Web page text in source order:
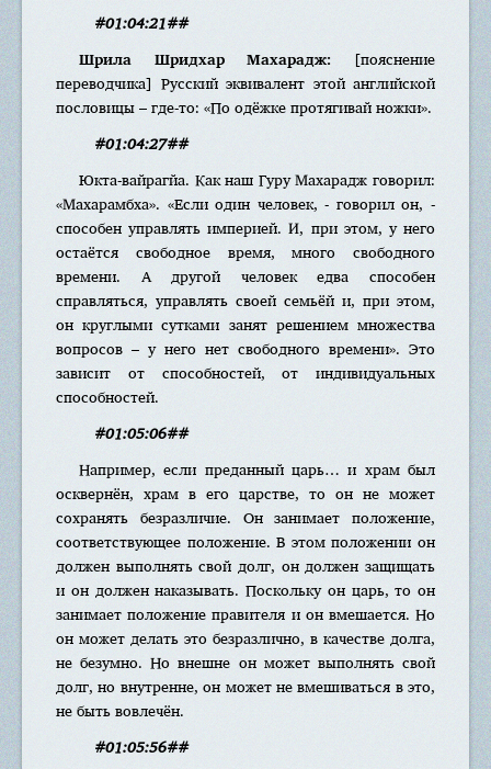
#01:04:21##
Шрила Шридхар Махарадж: [пояснение
переводчика] Русский эквивалент этой английской
пословицы – где-то: «По одёжке протягивай ножки».
#01:04:27##
Юкта-вайрагйа. Как наш Гуру Махарадж говорил:
«Махарамбха». «Если один человек, - говорил он, -
способен управлять империей. И, при этом, у него
остаётся свободное время, много свободного
времени. А другой человек едва способен
справляться, управлять своей семьёй и, при этом,
он круглыми сутками занят решением множества
вопросов – у него нет свободного времени». Это
зависит от способностей, от индивидуальных
способностей.
#01:05:06##
Например, если преданный царь… и храм был
осквернён, храм в его царстве, то он не может
сохранять безразличие. Он занимает положение,
соответствующее положение. В этом положении он
должен выполнять свой долг, он должен защищать
и он должен наказывать. Поскольку он царь, то он
занимает положение правителя и он вмешается. Но
он может делать это безразлично, в качестве долга,
не безумно. Но внешне он может выполнять свой
долг, но внутренне, он может не вмешиваться в это,
не быть вовлечён.
#01:05:56##